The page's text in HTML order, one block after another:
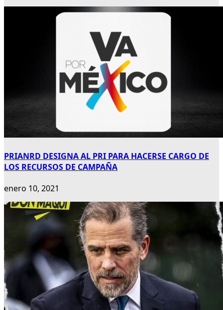
PRIANRD DESIGNA AL PRI PARA HACERSE CARGO DE
LOS RECURSOS DE CAMPAÑA
enero 10, 2021